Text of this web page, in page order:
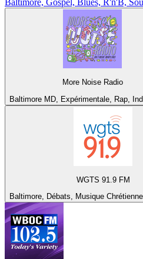
Baltimore, Gospel, Blues, R'n'B, Soul
More Noise Radio
Baltimore MD, Expérimentale, Rap,
WGTS 91.9 FM
Baltimore, Débats, Musique